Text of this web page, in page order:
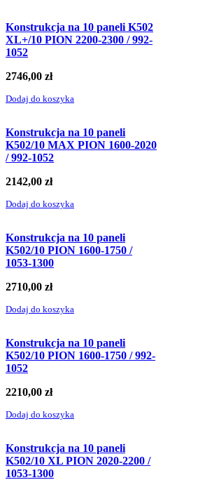
Konstrukcja na 10 paneli K502
XL+/10 PION 2200-2300 / 992-
1052
2746,00 zł
Dodaj do koszyka
Konstrukcja na 10 paneli
K502/10 MAX PION 1600-2020
/ 992-1052
2142,00 zł
Dodaj do koszyka
Konstrukcja na 10 paneli
K502/10 PION 1600-1750 /
1053-1300
2710,00 zł
Dodaj do koszyka
Konstrukcja na 10 paneli
K502/10 PION 1600-1750 / 992-
1052
2210,00 zł
Dodaj do koszyka
Konstrukcja na 10 paneli
K502/10 XL PION 2020-2200 /
1053-1300